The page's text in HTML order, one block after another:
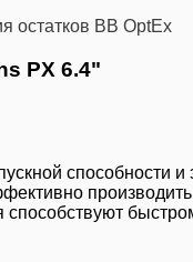
остатков ВВ OptEx
PX 6.4"
способности и
способствуют